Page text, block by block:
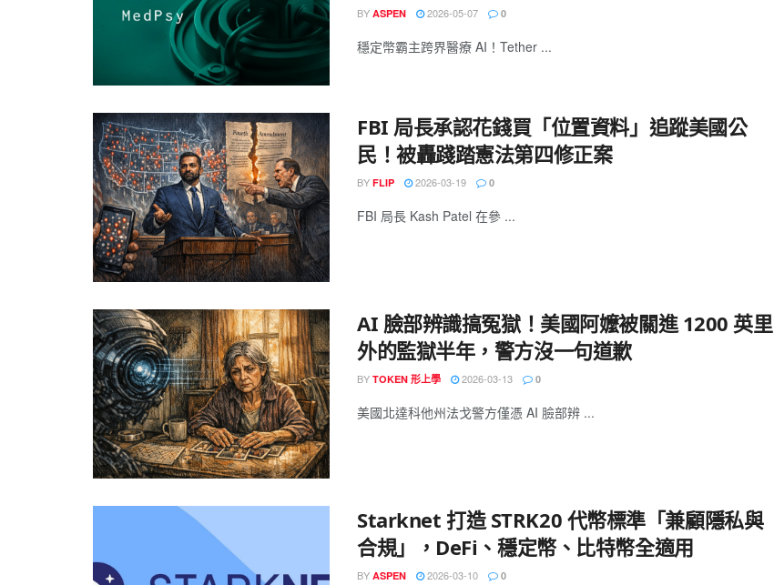
BY ASPEN 2026-05-07 0
穩定幣霸主跨界醫療 AI！Tether ...
FBI 局長承認花錢買「位置資料」追蹤美國公
民！被轟踐踏憲法第四修正案
BY FLIP 2026-03-19 0
FBI 局長 Kash Patel 在參 ...
AI 臉部辨識搞冤獄！美國阿嬤被關進 1200 英里
外的監獄半年，警方沒一句道歉
BY TOKEN 形上學 2026-03-13 0
美國北達科他州法戈警方僅憑 AI 臉部辨 ...
Starknet 打造 STRK20 代幣標準「兼顧隱私與
合規」，DeFi、穩定幣、比特幣全適用
BY ASPEN 2026-03-10 0